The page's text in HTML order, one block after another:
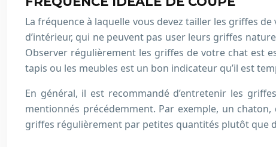
La fréquence à laquelle vous devez tailler les griffes
d’intérieur, qui ne peuvent pas user leurs griffes
Observer régulièrement les griffes de votre chat est
tapis ou les meubles est un bon indicateur qu’il est
En général, il est recommandé d’entretenir les
mentionnés précédemment. Par exemple, un
griffes régulièrement par petites quantités plutôt que